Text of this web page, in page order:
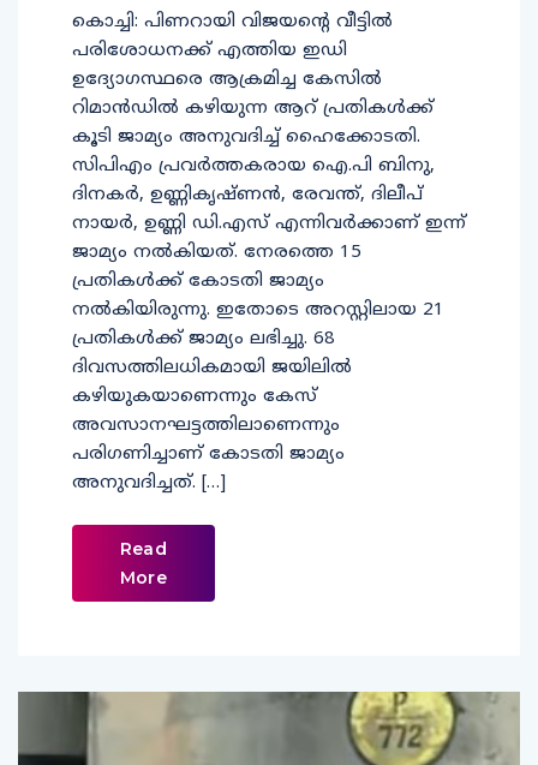
കൊച്ചി: പിണറായി വിജയന്റെ വീട്ടില്‍
പരിശോധനക്ക് എത്തിയ ഇഡി
ഉദ്യോഗസ്ഥരെ ആക്രമിച്ച കേസില്‍
റിമാന്‍ഡില്‍ കഴിയുന്ന ആറ് പ്രതികള്‍ക്ക്
കൂടി ജാമ്യം അനുവദിച്ച് ഹൈക്കോടതി.
സിപിഎം പ്രവര്‍ത്തകരായ ഐ.പി ബിനു,
ദിനകര്‍, ഉണ്ണികൃഷ്ണന്‍, രേവന്ത്, ദിലീപ്
നായര്‍, ഉണ്ണി ഡി.എസ് എന്നിവര്‍ക്കാണ് ഇന്ന്
ജാമ്യം നല്‍കിയത്. നേരത്തെ 15
പ്രതികള്‍ക്ക് കോടതി ജാമ്യം
നല്‍കിയിരുന്നു. ഇതോടെ അറസ്റ്റിലായ 21
പ്രതികള്‍ക്ക് ജാമ്യം ലഭിച്ചു. 68
ദിവസത്തിലധികമായി ജയിലില്‍
കഴിയുകയാണെന്നും കേസ്
അവസാനഘട്ടത്തിലാണെന്നും
പരിഗണിച്ചാണ് കോടതി ജാമ്യം
അനുവദിച്ചത്. […]
Read
More